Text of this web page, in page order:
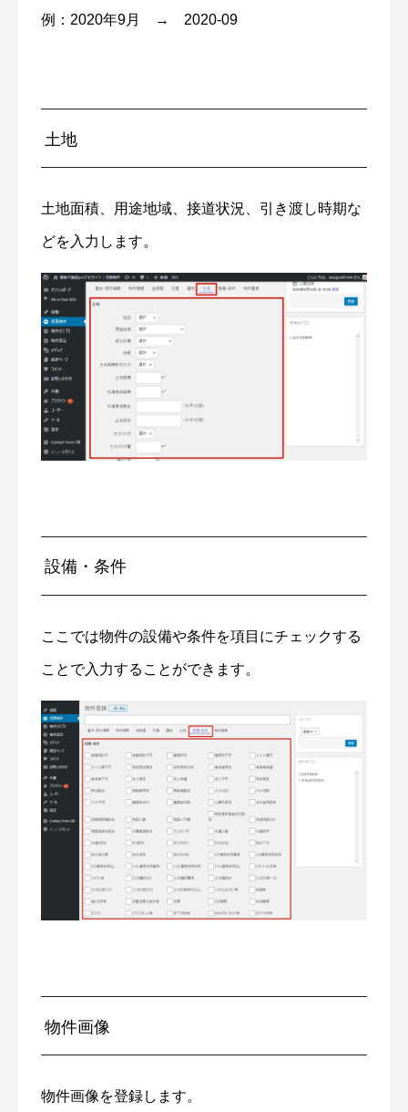
例：2020年9月 → 2020-09
土地
土地面積、用途地域、接道状況、引き渡し時期な
どを入力します。
設備・条件
ここでは物件の設備や条件を項目にチェックする
ことで入力することができます。
物件画像
物件画像を登録します。